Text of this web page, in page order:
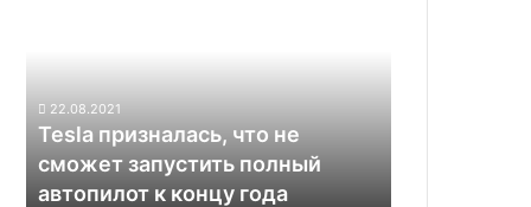
полный
автопилот
концу
22.08.2021
Tesla призналась, что не
сможет запустить полный
автопилот к концу года